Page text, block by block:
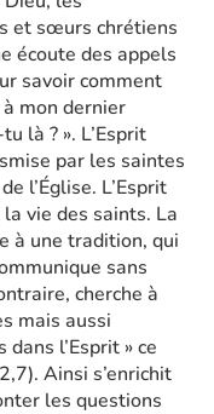
et sœurs chrétiens
écoute des appels
savoir comment
mon dernier
là ? ». L’Esprit
par les saintes
l’Église. L’Esprit
vie des saints. La
à une tradition, qui
sans
cherche à
mais aussi
l’Esprit » ce
Ainsi s’enrichit
les questions